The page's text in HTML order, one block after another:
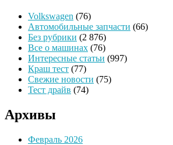
Volkswagen (76)
Автомобильные запчасти (66)
Без рубрики (2 876)
Все о машинах (76)
Интересные статьи (997)
Краш тест (77)
Свежие новости (75)
Тест драйв (74)
Архивы
Февраль 2026